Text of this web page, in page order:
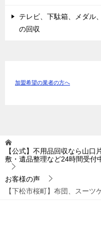
テレビ、下駄箱、メダル
の回収
加盟希望の業者の方へ
【公式】不用品回収なら山
敷・遺品整理など24時間受付
お客様の声
【下松市桜町】布団、スー